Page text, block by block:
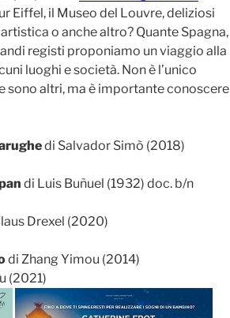
Eiffel, il Museo del Louvre, deliziosi
o anche altro? Quante Spagna,
registi proponiamo un viaggio alla
luoghi e società. Non è l’unico
sono altri, ma è importante conoscere
di Salvador Simò (2018)
di Luis Buñuel (1932) doc. b/n
Drexel (2020)
di Zhang Yimou (2014)
(2021)